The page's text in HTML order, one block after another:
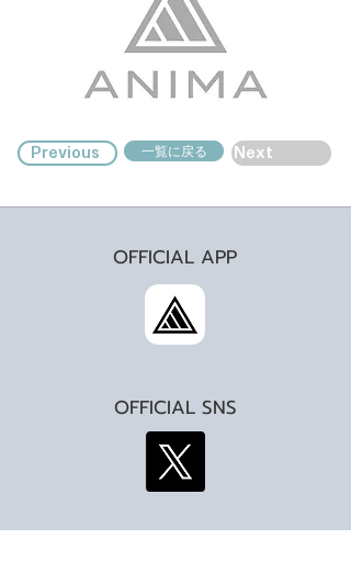
Previous 一覧に戻る Next
OFFICIAL APP
OFFICIAL SNS